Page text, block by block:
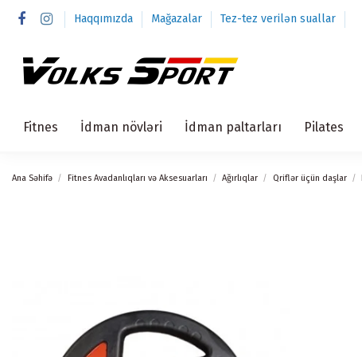
Haqqımızda Mağazalar Tez-tez verilən suallar
Fitnes İdman növləri İdman paltarları Pilates
Ana Səhifə Fitnes Avadanlıqları və Aksesuarları Ağırlıqlar Qriflər üçün daşlar